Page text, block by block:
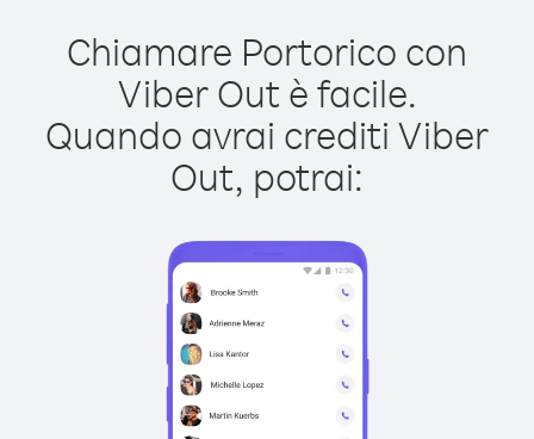
Chiamare Portorico con
Viber Out è facile.
Quando avrai crediti Viber
Out, potrai: